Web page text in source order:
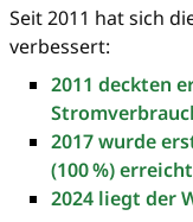
Seit 2011 hat sich
verbessert:
2011 deckten
2017 wurde
(100 %)
2024 liegt der